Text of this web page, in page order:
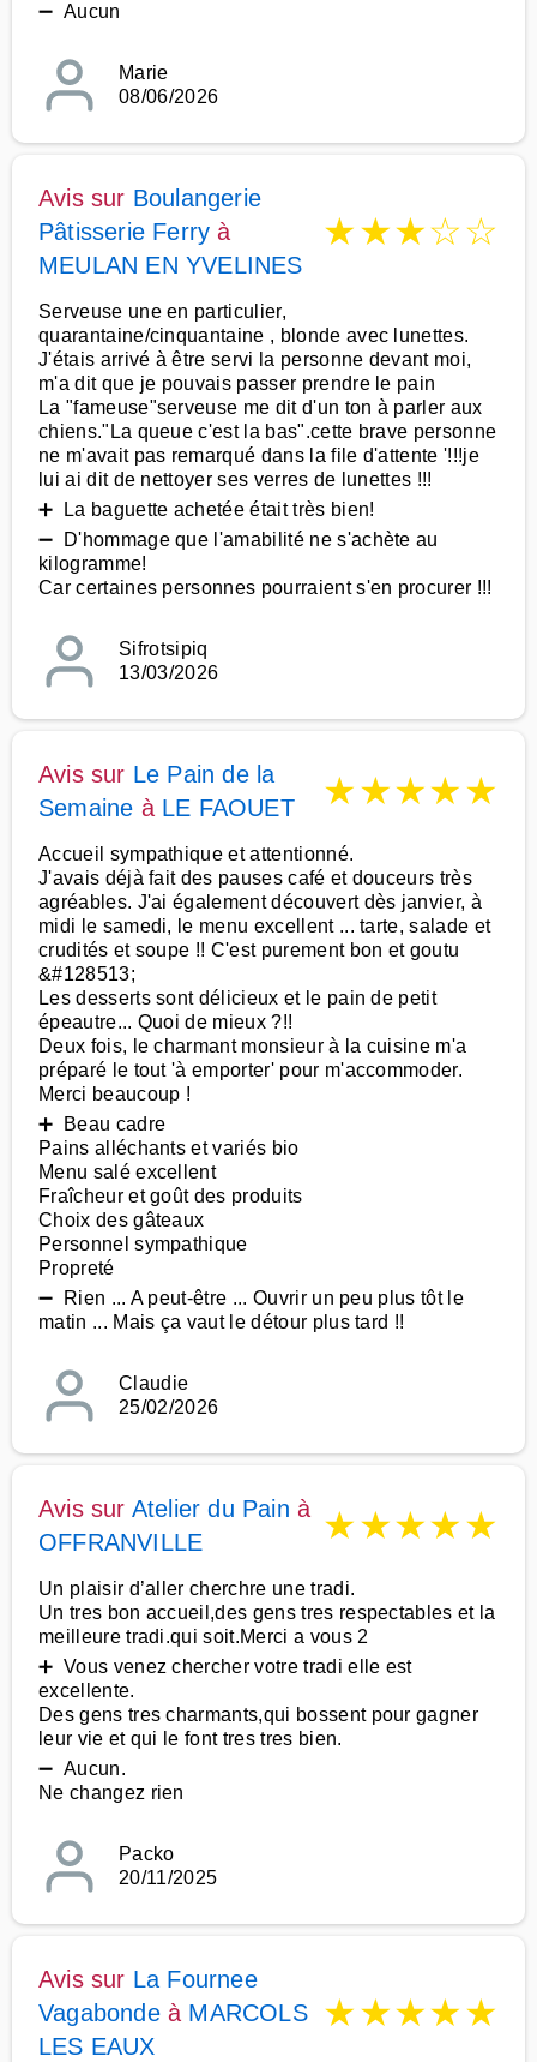
➖ Aucun
Marie
08/06/2026
Avis sur Boulangerie
Pâtisserie Ferry à
MEULAN EN YVELINES
★★★☆☆
Serveuse une en particulier,
quarantaine/cinquantaine , blonde avec lunettes.
J'étais arrivé à être servi la personne devant moi,
m'a dit que je pouvais passer prendre le pain
La "fameuse"serveuse me dit d'un ton à parler aux
chiens."La queue c'est la bas".cette brave personne
ne m'avait pas remarqué dans la file d'attente '!!!je
lui ai dit de nettoyer ses verres de lunettes !!!
➕ La baguette achetée était très bien!
➖ D'hommage que l'amabilité ne s'achète au
kilogramme!
Car certaines personnes pourraient s'en procurer !!!
Sifrotsipiq
13/03/2026
Avis sur Le Pain de la
Semaine à LE FAOUET ★★★★★
Accueil sympathique et attentionné.
J'avais déjà fait des pauses café et douceurs très
agréables. J'ai également découvert dès janvier, à
midi le samedi, le menu excellent ... tarte, salade et
crudités et soupe !! C'est purement bon et goutu
&#128513;
Les desserts sont délicieux et le pain de petit
épeautre... Quoi de mieux ?!!
Deux fois, le charmant monsieur à la cuisine m'a
préparé le tout 'à emporter' pour m'accommoder.
Merci beaucoup !
➕ Beau cadre
Pains alléchants et variés bio
Menu salé excellent
Fraîcheur et goût des produits
Choix des gâteaux
Personnel sympathique
Propreté
➖ Rien ... A peut-être ... Ouvrir un peu plus tôt le
matin ... Mais ça vaut le détour plus tard !!
Claudie
25/02/2026
Avis sur Atelier du Pain à
OFFRANVILLE
★★★★★
Un plaisir d’aller cherchre une tradi.
Un tres bon accueil,des gens tres respectables et la
meilleure tradi.qui soit.Merci a vous 2
➕ Vous venez chercher votre tradi elle est
excellente.
Des gens tres charmants,qui bossent pour gagner
leur vie et qui le font tres tres bien.
➖ Aucun.
Ne changez rien
Packo
20/11/2025
Avis sur La Fournee
Vagabondeà MARCOLS
LES EAUX
★★★★★